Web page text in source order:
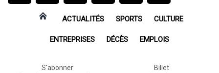
ACTUALITÉS SPORTS CULTURE
ENTREPRISES DÉCÈS EMPLOIS
S'abonner
Billet